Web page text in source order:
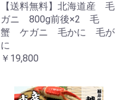
【送料無料】北海道産 毛
ガニ 800g前後×2 毛
蟹 ケガニ 毛かに 毛が
に
￥19,800